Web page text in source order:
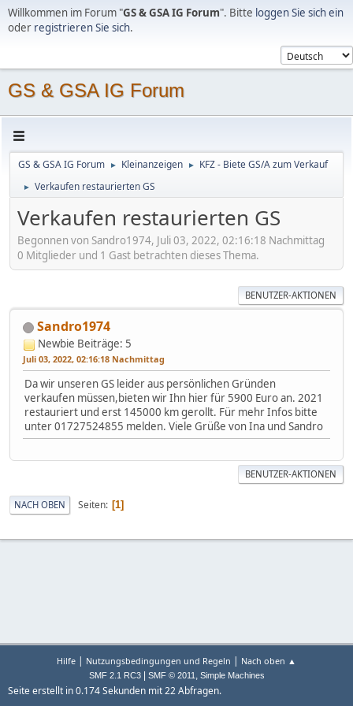
Willkommen im Forum "GS & GSA IG Forum". Bitte loggen Sie sich ein
oder registrieren Sie sich.
GS & GSA IG Forum
GS & GSA IG Forum ► Kleinanzeigen ► KFZ - Biete GS/A zum Verkauf
► Verkaufen restaurierten GS
Verkaufen restaurierten GS
Begonnen von Sandro1974, Juli 03, 2022, 02:16:18 Nachmittag
0 Mitglieder und 1 Gast betrachten dieses Thema.
BENUTZER-AKTIONEN
Sandro1974
Newbie Beiträge: 5
Juli 03, 2022, 02:16:18 Nachmittag
Da wir unseren GS leider aus persönlichen Gründen
verkaufen müssen,bieten wir Ihn hier für 5900 Euro an. 2021
restauriert und erst 145000 km gerollt. Für mehr Infos bitte
unter 01727524855 melden. Viele Grüße von Ina und Sandro
BENUTZER-AKTIONEN
NACH OBEN Seiten 1
Hilfe | Nutzungsbedingungen und Regeln | Nach oben ▲
SMF 2.1 RC3| SMF © 2011, Simple Machines
Seite erstellt in 0.174 Sekunden mit 22 Abfragen.